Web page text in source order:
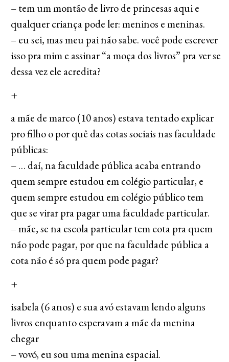
– tem um montão de livro de princesas aqui e
qualquer criança pode ler: meninos e meninas.
– eu sei, mas meu pai não sabe. você pode escrever
isso pra mim e assinar “a moça dos livros” pra ver se
dessa vez ele acredita?
+
a mãe de marco (10 anos) estava tentado explicar
pro filho o por quê das cotas sociais nas faculdade
públicas:
– … daí, na faculdade pública acaba entrando
quem sempre estudou em colégio particular, e
quem sempre estudou em colégio público tem
que se virar pra pagar uma faculdade particular.
– mãe, se na escola particular tem cota pra quem
não pode pagar, por que na faculdade pública a
cota não é só pra quem pode pagar?
+
isabela (6 anos) e sua avó estavam lendo alguns
livros enquanto esperavam a mãe da menina
chegar
– vovó, eu sou uma menina espacial.